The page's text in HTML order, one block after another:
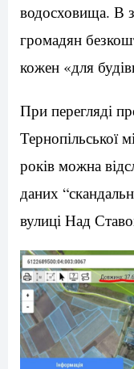
водосховища. В
громадян
кожен «для
При перегляді
Тернопільської
років можна
даних
вулиці Над